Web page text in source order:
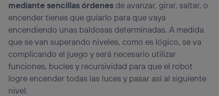
mediante sencillas órdenesde avanzar, girar, saltar, o
encender tienes que guiarlo para que vaya
encendiendo unas baldosas determinadas. A medida
que se van superando niveles, como es lógico, se va
complicando el juego y será necesario utilizar
funciones, bucles y recursividad para que el robot
logre encender todas las luces y pasar así al siguiente
nivel.
“Administrar Utiq” en la parte inferior de esta página web o
visitando el portal de privacidad de Utiq
(“consenthub”)
. Para más información, consulta
la política de privacidad de Utiq.